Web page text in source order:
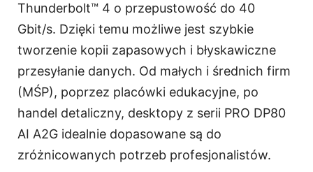
Thunderbolt™ 4 o przepustowość do 40
Gbit/s. Dzięki temu możliwe jest szybkie
tworzenie kopii zapasowych i błyskawiczne
przesyłanie danych. Od małych i średnich firm
(MŚP), poprzez placówki edukacyjne, po
handel detaliczny, desktopy z serii PRO DP80
AI A2G idealnie dopasowane są do
zróżnicowanych potrzeb profesjonalistów.